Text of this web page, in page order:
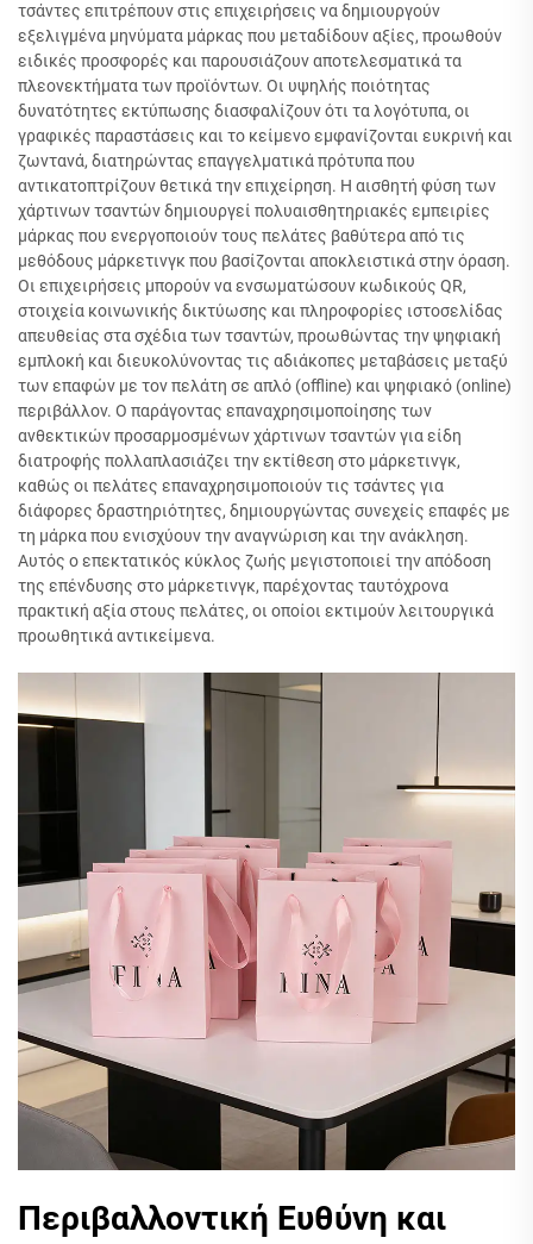
τσάντες επιτρέπουν στις επιχειρήσεις να δημιουργούν
εξελιγμένα μηνύματα μάρκας που μεταδίδουν αξίες, προωθούν
ειδικές προσφορές και παρουσιάζουν αποτελεσματικά τα
πλεονεκτήματα των προϊόντων. Οι υψηλής ποιότητας
δυνατότητες εκτύπωσης διασφαλίζουν ότι τα λογότυπα, οι
γραφικές παραστάσεις και το κείμενο εμφανίζονται ευκρινή και
ζωντανά, διατηρώντας επαγγελματικά πρότυπα που
αντικατοπτρίζουν θετικά την επιχείρηση. Η αισθητή φύση των
χάρτινων τσαντών δημιουργεί πολυαισθητηριακές εμπειρίες
μάρκας που ενεργοποιούν τους πελάτες βαθύτερα από τις
μεθόδους μάρκετινγκ που βασίζονται αποκλειστικά στην όραση.
Οι επιχειρήσεις μπορούν να ενσωματώσουν κωδικούς QR,
στοιχεία κοινωνικής δικτύωσης και πληροφορίες ιστοσελίδας
απευθείας στα σχέδια των τσαντών, προωθώντας την ψηφιακή
εμπλοκή και διευκολύνοντας τις αδιάκοπες μεταβάσεις μεταξύ
των επαφών με τον πελάτη σε απλό (offline) και ψηφιακό (online)
περιβάλλον. Ο παράγοντας επαναχρησιμοποίησης των
ανθεκτικών προσαρμοσμένων χάρτινων τσαντών για είδη
διατροφής πολλαπλασιάζει την εκτίθεση στο μάρκετινγκ,
καθώς οι πελάτες επαναχρησιμοποιούν τις τσάντες για
διάφορες δραστηριότητες, δημιουργώντας συνεχείς επαφές με
τη μάρκα που ενισχύουν την αναγνώριση και την ανάκληση.
Αυτός ο επεκτατικός κύκλος ζωής μεγιστοποιεί την απόδοση
της επένδυσης στο μάρκετινγκ, παρέχοντας ταυτόχρονα
πρακτική αξία στους πελάτες, οι οποίοι εκτιμούν λειτουργικά
προωθητικά αντικείμενα.
Περιβαλλοντική Ευθύνη και